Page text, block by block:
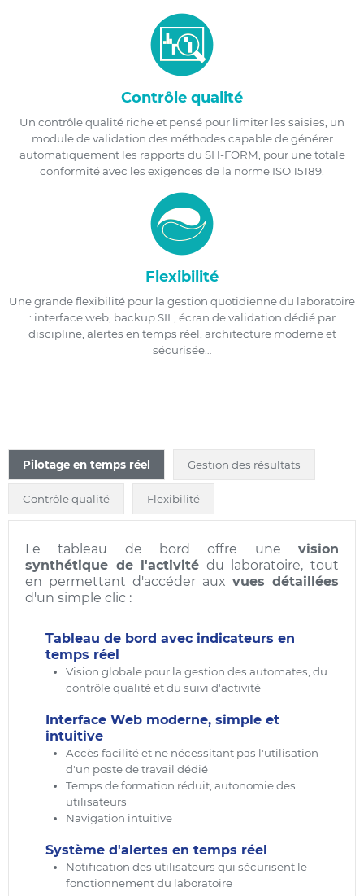
Contrôle qualité
Un contrôle qualité riche et pensé pour limiter les saisies, un
module de validation des méthodes capable de générer
automatiquement les rapports du SH-FORM, pour une totale
conformité avec les exigences de la norme ISO 15189.
Flexibilité
Une grande flexibilité pour la gestion quotidienne du laboratoire
: interface web, backup SIL, écran de validation dédié par
discipline, alertes en temps réel, architecture moderne et
sécurisée…
Pilotage en temps réel Gestion des résultats
Contrôle qualité Flexibilité
Le tableau de bord offre une vision
synthétique de l'activité du laboratoire, tout
en permettant d'accéder aux vues détaillées
d'un simple clic :
Tableau de bord avec indicateurs en
temps réel
Vision globale pour la gestion des automates, du
contrôle qualité et du suivi d'activité
Interface Web moderne, simple et
intuitive
Accès facilité et ne nécessitant pas l'utilisation
d'un poste de travail dédié
Temps de formation réduit, autonomie des
utilisateurs
Navigation intuitive
Système d'alertes en temps réel
Notification des utilisateurs qui sécurisent le
fonctionnement du laboratoire